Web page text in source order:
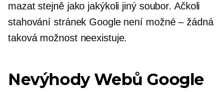
mazat stejně jako jakýkoli jiný soubor. Ačkoli
stahování stránek Google není možné – žádná
taková možnost neexistuje.
Nevýhody Webů Google